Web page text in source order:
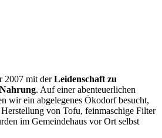
2007 mit derLeidenschaft zu
. Auf einer abenteuerlichen
wir ein abgelegenes Ökodorf besucht,
von Tofu, feinmaschige Filter
im Gemeindehaus vor Ort selbst